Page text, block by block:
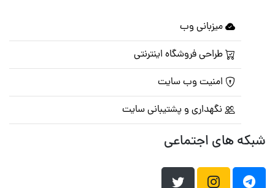
میزبانی وب
طراحی فروشگاه اینترنتی
امنیت وب سایت
نگهداری و پشتیبانی سایت
شبکه های اجتماعی